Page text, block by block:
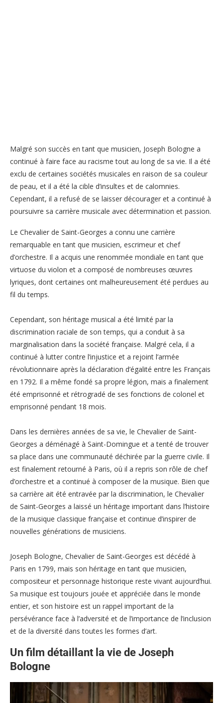
Malgré son succès en tant que musicien, Joseph Bologne a
continué à faire face au racisme tout au long de sa vie. Il a été
exclu de certaines sociétés musicales en raison de sa couleur
de peau, et il a été la cible d’insultes et de calomnies.
Cependant, il a refusé de se laisser décourager et a continué à
poursuivre sa carrière musicale avec détermination et passion.
Le Chevalier de Saint-Georges a connu une carrière
remarquable en tant que musicien, escrimeur et chef
d’orchestre. Il a acquis une renommée mondiale en tant que
virtuose du violon et a composé de nombreuses œuvres
lyriques, dont certaines ont malheureusement été perdues au
fil du temps.
Cependant, son héritage musical a été limité par la
discrimination raciale de son temps, qui a conduit à sa
marginalisation dans la société française. Malgré cela, il a
continué à lutter contre l’injustice et a rejoint l’armée
révolutionnaire après la déclaration d’égalité entre les Français
en 1792. Il a même fondé sa propre légion, mais a finalement
été emprisonné et rétrogradé de ses fonctions de colonel et
emprisonné pendant 18 mois.
Dans les dernières années de sa vie, le Chevalier de Saint-
Georges a déménagé à Saint-Domingue et a tenté de trouver
sa place dans une communauté déchirée par la guerre civile. Il
est finalement retourné à Paris, où il a repris son rôle de chef
d’orchestre et a continué à composer de la musique. Bien que
sa carrière ait été entravée par la discrimination, le Chevalier
de Saint-Georges a laissé un héritage important dans l’histoire
de la musique classique française et continue d’inspirer de
nouvelles générations de musiciens.
Joseph Bologne, Chevalier de Saint-Georges est décédé à
Paris en 1799, mais son héritage en tant que musicien,
compositeur et personnage historique reste vivant aujourd’hui.
Sa musique est toujours jouée et appréciée dans le monde
entier, et son histoire est un rappel important de la
persévérance face à l’adversité et de l’importance de l’inclusion
et de la diversité dans toutes les formes d’art.
Un film détaillant la vie de Joseph
Bologne